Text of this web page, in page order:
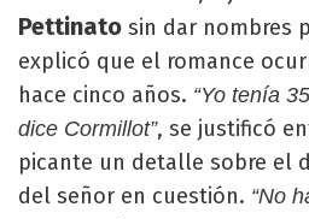
Pettinato sin dar nombres
explicó que el romance
hace cinco años. “Yo tenía
dice Cormillot”, se justificó
picante un detalle sobre el
del señor en cuestión. “No